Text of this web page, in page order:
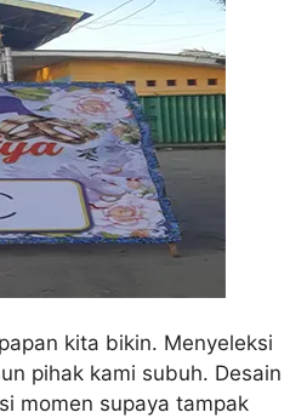
kita bikin. Menyeleksi
pihak kami subuh. Desain
momen supaya tampak